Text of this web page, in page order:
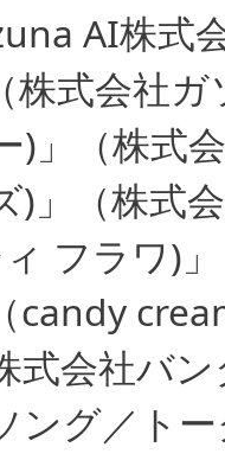
AI株式
株式会社
ー)」（株
ズ)」（株
ィ フラワ)
candy
式会社バ
ング／ト